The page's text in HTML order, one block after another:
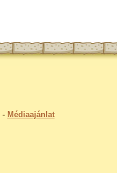
- Médiaajánlat